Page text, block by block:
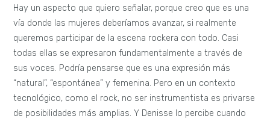
Hay un aspecto que quiero señalar, porque creo que es una
vía donde las mujeres deberíamos avanzar, si realmente
queremos participar de la escena rockera con todo. Casi
todas ellas se expresaron fundamentalmente a través de
sus voces. Podría pensarse que es una expresión más
“natural”, “espontánea” y femenina. Pero en un contexto
tecnológico, como el rock, no ser instrumentista es privarse
de posibilidades más amplias. Y Denisse lo percibe cuando